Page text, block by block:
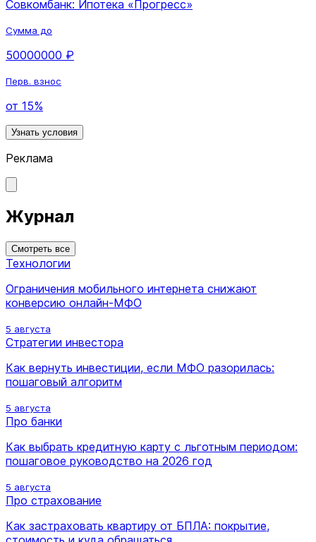
Совкомбанк: Ипотека «Прогресс»
Сумма до
50000000 ₽
Перв. взнос
от 15%
Узнать условия
Реклама
Журнал
Смотреть все
Технологии
Ограничения мобильного интернета снижают
конверсию онлайн-МФО
5 августа
Стратегии инвестора
Как вернуть инвестиции, если МФО разорилась:
пошаговый алгоритм
5 августа
Про банки
Как выбрать кредитную карту с льготным периодом:
пошаговое руководство на 2026 год
5 августа
Про страхование
Как застраховать квартиру от БПЛА: покрытие,